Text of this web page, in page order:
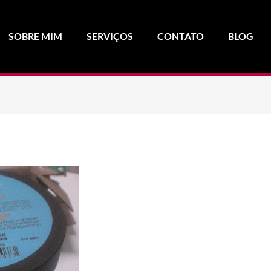
SOBRE MIM SERVIÇOS CONTATO BLOG